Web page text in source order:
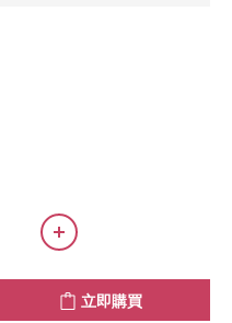
立即購買